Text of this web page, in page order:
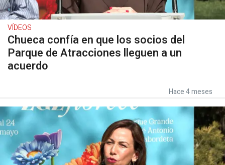
VÍDEOS
Chueca confía en que los socios del
Parque de Atracciones lleguen a un
acuerdo
Hace 4 meses